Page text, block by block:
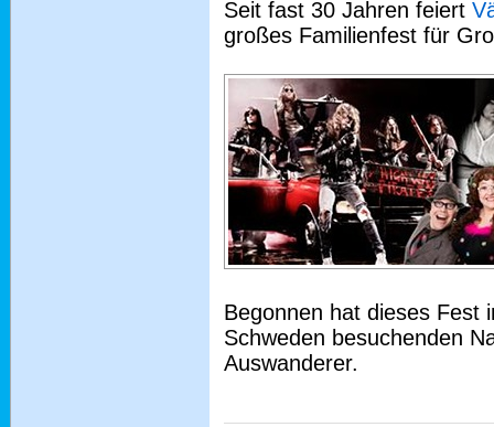
Seit fast 30 Jahren feiert
großes Familienfest für
Begonnen hat dieses Fest
Schweden besuchenden
Auswanderer.